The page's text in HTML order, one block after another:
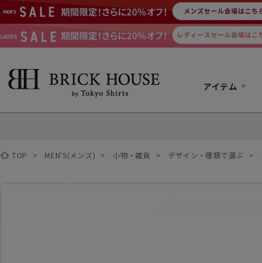
アイテム
TOP > MEN'S(メンズ) > 小物・雑貨 > デザイン・種類で選ぶ >